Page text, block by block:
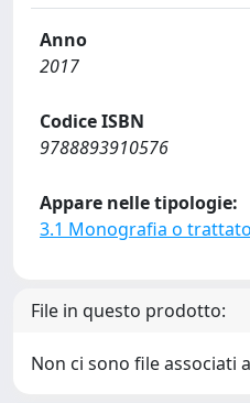
Anno
2017
Codice ISBN
9788893910576
Appare nelle tipologie:
3.1 Monografia o
File in questo prodotto:
Non ci sono file associati